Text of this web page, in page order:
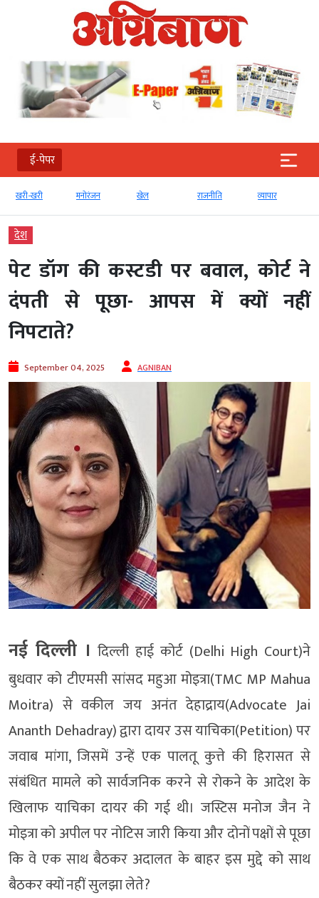
ई-पेपर
खरी-खरी मनोरंजन खेल राजनीति व्‍यापार
देश
पेट डॉग की कस्टडी पर बवाल, कोर्ट ने
दंपती से पूछा- आपस में क्यों नहीं
निपटाते?
September 04, 2025 AGNIBAN
नई दिल्‍ली । दिल्ली हाई कोर्ट (Delhi High Court)ने
बुधवार को टीएमसी सांसद महुआ मोइत्रा(TMC MP Mahua
Moitra) से वकील जय अनंत देहाद्राय(Advocate Jai
Ananth Dehadray) द्वारा दायर उस याचिका(Petition) पर
जवाब मांगा, जिसमें उन्हें एक पालतू कुत्ते की हिरासत से
संबंधित मामले को सार्वजनिक करने से रोकने के आदेश के
खिलाफ याचिका दायर की गई थी। जस्टिस मनोज जैन ने
मोइत्रा को अपील पर नोटिस जारी किया और दोनों पक्षों से पूछा
कि वे एक साथ बैठकर अदालत के बाहर इस मुद्दे को साथ
बैठकर क्यों नहीं सुलझा लेते?